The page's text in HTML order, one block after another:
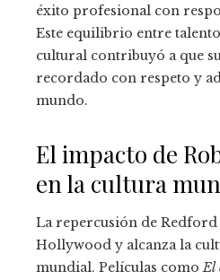
éxito profesional con
Este equilibrio entre
cultural contribuyó a que
recordado con respeto y
mundo.
El impacto de
en la cultura
La repercusión de Redford
Hollywood y alcanza la
mundial. Películas comoEl